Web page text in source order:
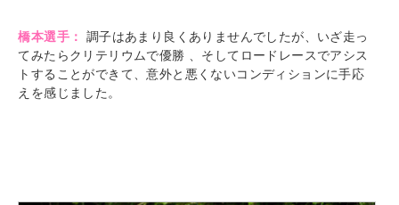
橋本選手：
調子はあまり良くありませんでしたが、いざ走っ
てみたらクリテリウムで優勝 、そしてロードレースでアシス
トすることができて、意外と悪くないコンディションに手応
えを感じました。